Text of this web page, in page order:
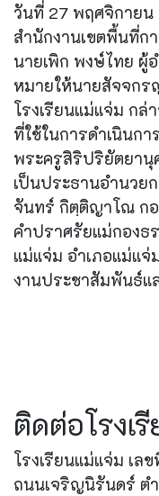
วันที่ 27 พฤศจิกายน
สำนักงานเขตพื้นที่ก
นายเพิก พงษ์ไทย ผู้
หมายให้นายสัจจก
โรงเรียนแม่แจ่ม กล่
ที่ใช้ในการดำเนินก
พระครูสิริปริยัตยานุ
เป็นประธานอำนวย
จันทร์ กิตฺติญาโณ ก
คำปราศรัยแม่กองธ
แม่แจ่ม อำเภอแม่แ
งานประชาสัมพันธ์แ
ติดต่อโรงเ
โรงเรียนแม่แจ่ม เล
ถนนเจริญนิรันดร์ ต